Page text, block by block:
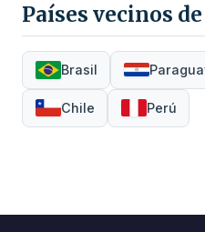
Países vecinos
Brasil
Chile Perú